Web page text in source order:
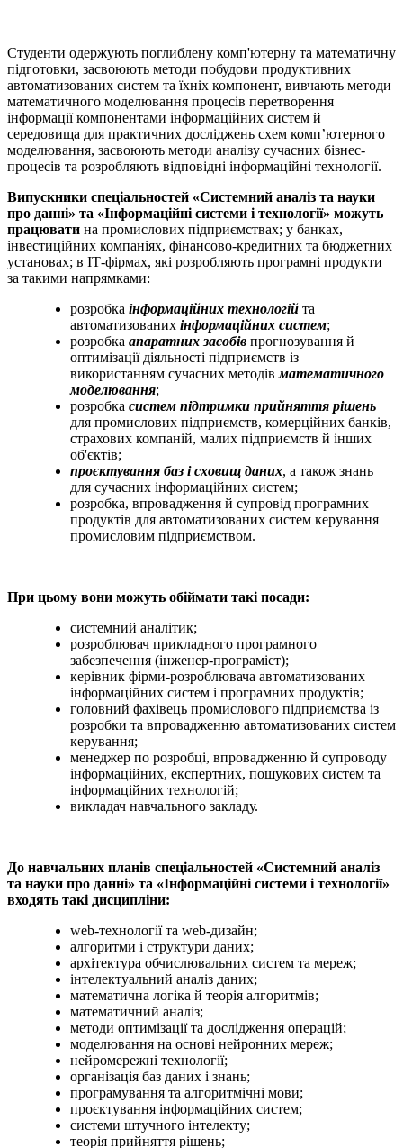
Студенти одержують поглиблену комп'ютерну та математичну
підготовки, засвоюють методи побудови продуктивних
автоматизованих систем та їхніх компонент, вивчають методи
математичного моделювання процесів перетворення
інформації компонентами інформаційних систем й
середовища для практичних досліджень схем комп’ютерного
моделювання, засвоюють методи аналізу сучасних бізнес-
процесів та розробляють відповідні інформаційні технології.
Випускники спеціальностей «Системний аналіз та науки
про данні» та «Інформаційні системи і технології» можуть
працювати на промислових підприємствах; у банках,
інвестиційних компаніях, фінансово-кредитних та бюджетних
установах; в ІТ-фірмах, які розробляють програмні продукти
за такими напрямками:
розробка інформаційних технологій та
автоматизованих інформаційних систем;
розробка апаратних засобів прогнозування й
оптимізації діяльності підприємств із
використанням сучасних методівматематичного
моделювання;
розробка систем підтримки прийняття рішень
для промислових підприємств, комерційних банків,
страхових компаній, малих підприємств й інших
об'єктів;
проєктування баз і сховищ даних, а також знань
для сучасних інформаційних систем;
розробка, впровадження й супровід програмних
продуктів для автоматизованих систем керування
промисловим підприємством.
При цьому вони можуть обіймати такі посади:
системний аналітик;
розроблювач прикладного програмного
забезпечення (інженер-програміст);
керівник фірми-розроблювача автоматизованих
інформаційних систем і програмних продуктів;
головний фахівець промислового підприємства із
розробки та впровадженню автоматизованих систем
керування;
менеджер по розробці, впровадженню й супроводу
інформаційних, експертних, пошукових систем та
інформаційних технологій;
викладач навчального закладу.
До навчальних планів спеціальностей «Системний аналіз
та науки про данні» та «Інформаційні системи і технології»
входять такі дисципліни:
web-технології та web-дизайн;
алгоритми і структури даних;
архітектура обчислювальних систем та мереж;
інтелектуальний аналіз даних;
математична логіка й теорія алгоритмів;
математичний аналіз;
методи оптимізації та дослідження операцій;
моделювання на основі нейронних мереж;
нейромережні технології;
організація баз даних і знань;
програмування та алгоритмічні мови;
проєктування інформаційних систем;
системи штучного інтелекту;
теорія прийняття рішень;